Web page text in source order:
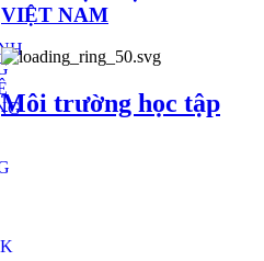
VIỆT NAM
Môi trường học tập